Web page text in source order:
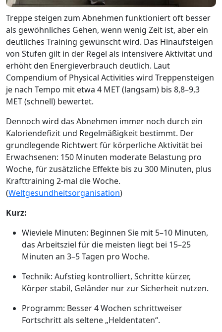
Treppe steigen zum Abnehmen funktioniert oft besser
als gewöhnliches Gehen, wenn wenig Zeit ist, aber ein
deutliches Training gewünscht wird. Das Hinaufsteigen
von Stufen gilt in der Regel als intensivere Aktivität und
erhöht den Energieverbrauch deutlich. Laut
Compendium of Physical Activities wird Treppensteigen
je nach Tempo mit etwa 4 MET (langsam) bis 8,8–9,3
MET (schnell) bewertet.
Dennoch wird das Abnehmen immer noch durch ein
Kaloriendefizit und Regelmäßigkeit bestimmt. Der
grundlegende Richtwert für körperliche Aktivität bei
Erwachsenen: 150 Minuten moderate Belastung pro
Woche, für zusätzliche Effekte bis zu 300 Minuten, plus
Krafttraining 2-mal die Woche.
(Weltgesundheitsorganisation)
Kurz:
Wieviele Minuten: Beginnen Sie mit 5–10 Minuten,
das Arbeitsziel für die meisten liegt bei 15–25
Minuten an 3–5 Tagen pro Woche.
Technik: Aufstieg kontrolliert, Schritte kürzer,
Körper stabil, Geländer nur zur Sicherheit nutzen.
Programm: Besser 4 Wochen schrittweiser
Fortschritt als seltene „Heldentaten“.